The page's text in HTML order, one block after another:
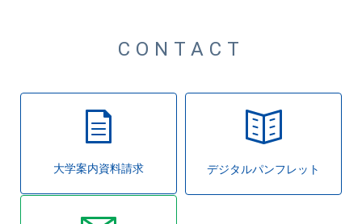
CONTACT
大学案内資料請求 デジタルパンフレット